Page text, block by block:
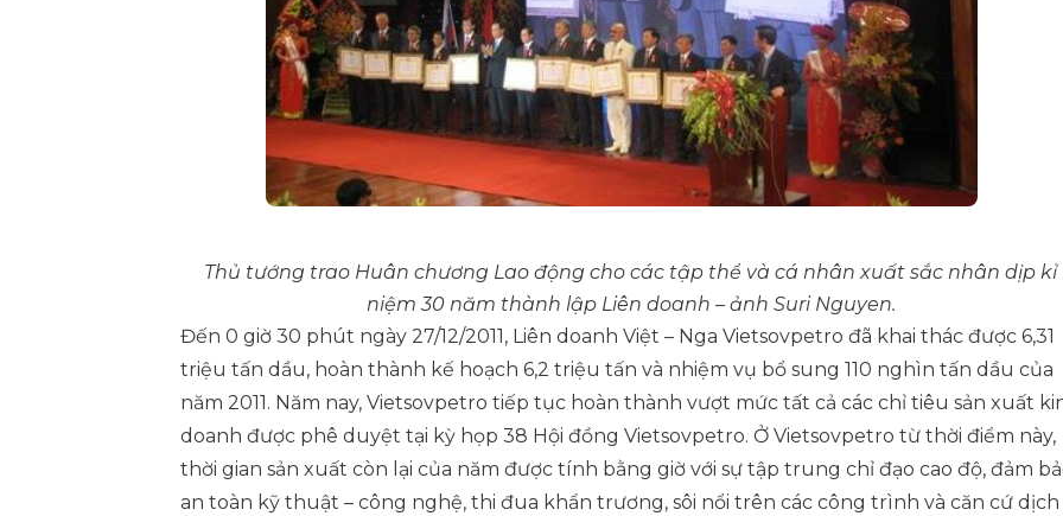
Thủ tướng trao Huân chương Lao động cho các tập thể và cá nhân xuất sắc nhân dịp kỉ
niệm 30 năm thành lập Liên doanh – ảnh Suri Nguyen.
Đến 0 giờ 30 phút ngày 27/12/2011, Liên doanh Việt – Nga Vietsovpetro đã khai thác được 6,31
triệu tấn dầu, hoàn thành kế hoạch 6,2 triệu tấn và nhiệm vụ bổ sung 110 nghìn tấn dầu của
năm 2011. Năm nay, Vietsovpetro tiếp tục hoàn thành vượt mức tất cả các chỉ tiêu sản xuất
doanh được phê duyệt tại kỳ họp 38 Hội đồng Vietsovpetro. Ở Vietsovpetro từ thời điểm này,
thời gian sản xuất còn lại của năm được tính bằng giờ với sự tập trung chỉ đạo cao độ, đảm
an toàn kỹ thuật – công nghệ, thi đua khẩn trương, sôi nổi trên các công trình và căn cứ dịch